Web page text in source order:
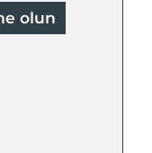
olun